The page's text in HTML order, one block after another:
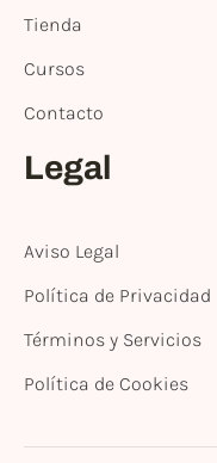
Tienda
Cursos
Contacto
Legal
Aviso Legal
Política de Privacidad
Términos y Servicios
Política de Cookies